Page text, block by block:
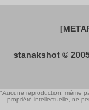
stanakshot ©
"Aucune reproduction, même
propriété intellectuelle, ne